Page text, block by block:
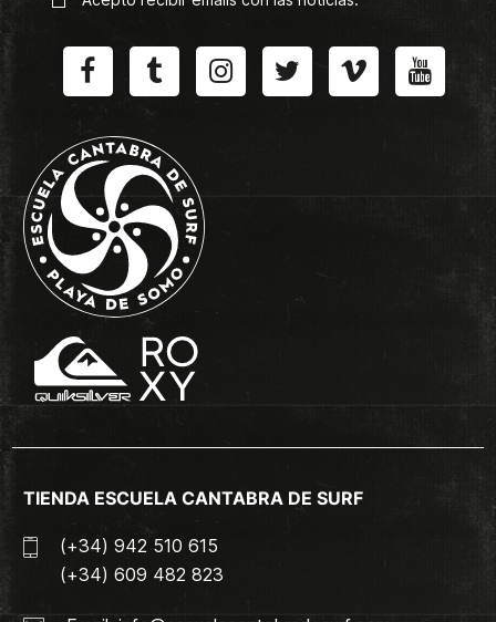
TIENDA ESCUELA CANTABRA DE SURF
(+34) 942 510 615
(+34) 609 482 823